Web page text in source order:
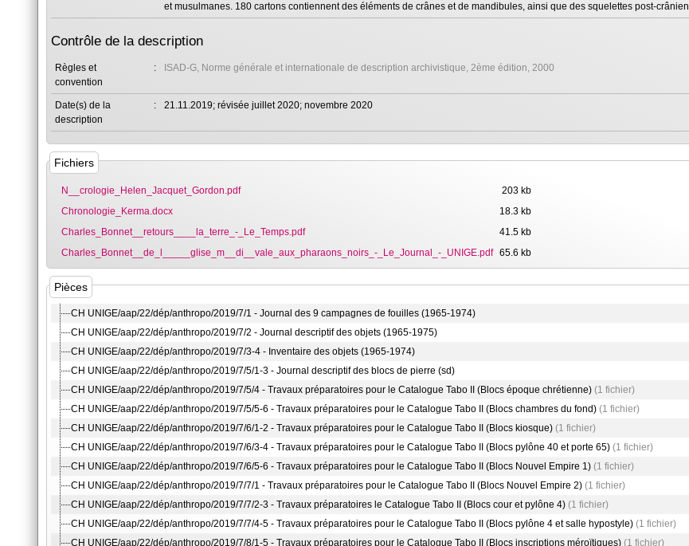
et musulmanes. 180 cartons contiennent des éléments de crânes et de mandibules, ainsi que des squelettes post-
Contrôle de la description
Règles et
convention
: ISAD-G, Norme générale et internationale de description archivistique, 2ème édition, 2000
Date(s) de la
description
: 21.11.2019; révisée juillet 2020; novembre 2020
Fichiers
N__crologie_Helen_Jacquet_Gordon.pdf
203 kb
Chronologie_Kerma.docx
18.3 kb
Charles_Bonnet__retours____la_terre_-_Le_Temps.pdf
41.5 kb
Charles_Bonnet__de_l_____glise_m__di__vale_aux_pharaons_noirs_-_Le_Journal_-_UNIGE.pdf 65.6 kb
Pièces
CH UNIGE/aap/22/dép/anthropo/2019/7/1 - Journal des 9 campagnes de fouilles (1965-1974)
CH UNIGE/aap/22/dép/anthropo/2019/7/2 - Journal descriptif des objets (1965-1975)
CH UNIGE/aap/22/dép/anthropo/2019/7/3-4 - Inventaire des objets (1965-1974)
CH UNIGE/aap/22/dép/anthropo/2019/7/5/1-3 - Journal descriptif des blocs de pierre (sd)
CH UNIGE/aap/22/dép/anthropo/2019/7/5/4 - Travaux préparatoires pour le Catalogue Tabo II (Blocs époque chrétienne) (1 fichier)
CH UNIGE/aap/22/dép/anthropo/2019/7/5/5-6 - Travaux préparatoires pour le Catalogue Tabo II (Blocs chambres du fond) (1 fichier)
CH UNIGE/aap/22/dép/anthropo/2019/7/6/1-2 - Travaux préparatoires pour le Catalogue Tabo II (Blocs kiosque) (1 fichier)
CH UNIGE/aap/22/dép/anthropo/2019/7/6/3-4 - Travaux préparatoires pour le Catalogue Tabo II (Blocs pylône 40 et porte 65) (1 fichier)
CH UNIGE/aap/22/dép/anthropo/2019/7/6/5-6 - Travaux préparatoires pour le Catalogue Tabo II (Blocs Nouvel Empire 1) (1 fichier)
CH UNIGE/aap/22/dép/anthropo/2019/7/7/1 - Travaux préparatoires pour le Catalogue Tabo II (Blocs Nouvel Empire 2) (1 fichier)
CH UNIGE/aap/22/dép/anthropo/2019/7/7/2-3 - Travaux préparatoires le Catalogue Tabo II (Blocs cour et pylône 4) (1 fichier)
CH UNIGE/aap/22/dép/anthropo/2019/7/7/4-5 - Travaux préparatoires pour le Catalogue Tabo II (Blocs pylône 4 et salle hypostyle) (1 fichier)
CH UNIGE/aap/22/dép/anthropo/2019/7/8/1-5 - Travaux préparatoires pour le Catalogue Tabo II (Blocs inscriptions méroïtiques) (1 fichier)